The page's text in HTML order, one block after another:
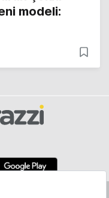
modeli: